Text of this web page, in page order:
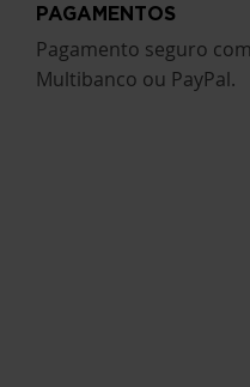
PAGAMENTOS
Pagamento seguro
Multibanco ou PayPal.